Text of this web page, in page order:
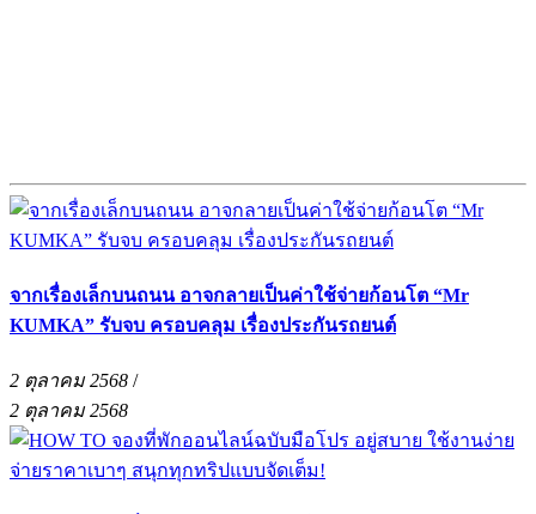
จากเรื่องเล็กบนถนน อาจกลายเป็นค่าใช้จ่ายก้อนโต “Mr
KUMKA” รับจบ ครอบคลุม เรื่องประกันรถยนต์
2 ตุลาคม 2568 /
2 ตุลาคม 2568